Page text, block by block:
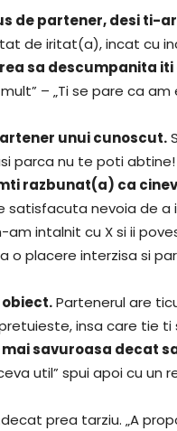
de partener, desi ti-
de iritat(a), incat cu
sa descumpanita
– „Ti se pare ca am
unui cunoscut.
parca nu te poti abtine!
razbunat(a) ca
satisfacuta nevoia de
intalnit cu X si ii
o placere interzisa si
obiect.Partenerul are
insa care tie
savuroasa decat
util” spui apoi cu un
prea tarziu. „A